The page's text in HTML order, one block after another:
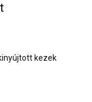
kezek